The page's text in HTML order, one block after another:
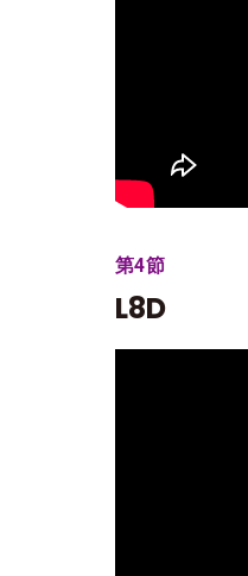
第4節
L8D